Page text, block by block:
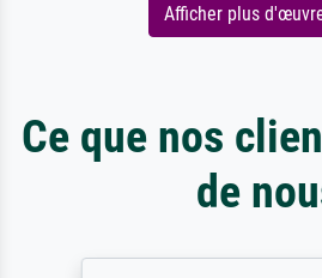
Afficher plus
Ce que nos
de